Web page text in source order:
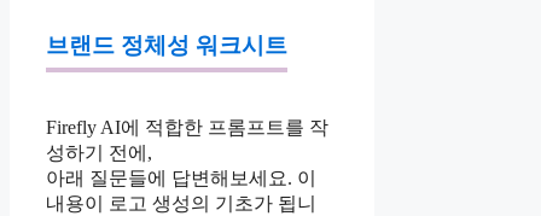
브랜드 정체성 워크시트
Firefly AI에 적합한 프롬프트를 작
성하기 전에,
아래 질문들에 답변해보세요. 이
내용이 로고 생성의 기초가 됩니